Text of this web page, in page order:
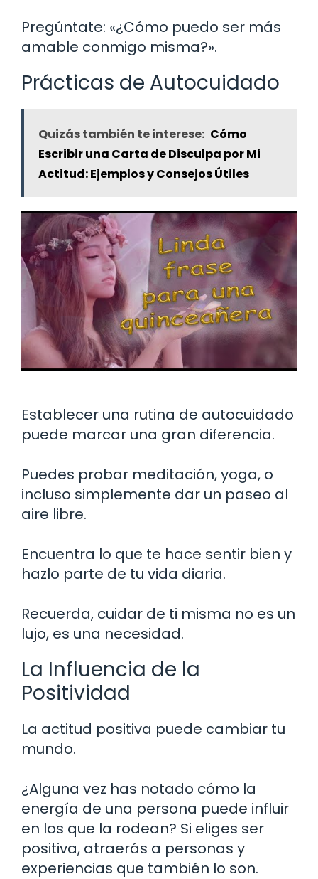
Pregúntate: «¿Cómo puedo ser más
amable conmigo misma?».
Prácticas de Autocuidado
Quizás también te interese: Cómo
Escribir una Carta de Disculpa por Mi
Actitud: Ejemplos y Consejos Útiles
Establecer una rutina de autocuidado
puede marcar una gran diferencia.
Puedes probar meditación, yoga, o
incluso simplemente dar un paseo al
aire libre.
Encuentra lo que te hace sentir bien y
hazlo parte de tu vida diaria.
Recuerda, cuidar de ti misma no es un
lujo, es una necesidad.
La Influencia de la
Positividad
La actitud positiva puede cambiar tu
mundo.
¿Alguna vez has notado cómo la
energía de una persona puede influir
en los que la rodean? Si eliges ser
positiva, atraerás a personas y
experiencias que también lo son.